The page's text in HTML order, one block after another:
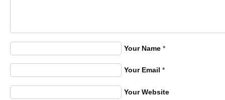
Your Name *
Your Email *
Your Website